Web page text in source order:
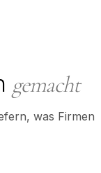
gemacht
was Firmen